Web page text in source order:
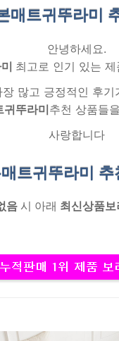
매트귀뚜라미
안녕하세요.
최고로 인기 있는
많고 긍정적인 후
귀뚜라미추천 상품들
사랑합니다
트귀뚜라미 추
음시 아래 최신상품보